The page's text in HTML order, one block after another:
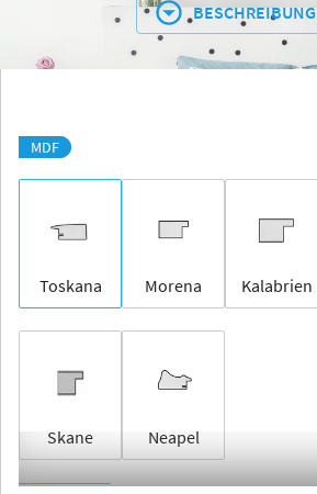
BESCHREIBUNG
MDF
Toskana Morena Kalabrien
Skane Neapel